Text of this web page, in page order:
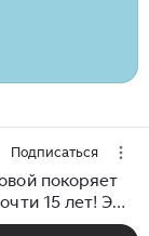
Подписаться
покоряет
15 лет! Это